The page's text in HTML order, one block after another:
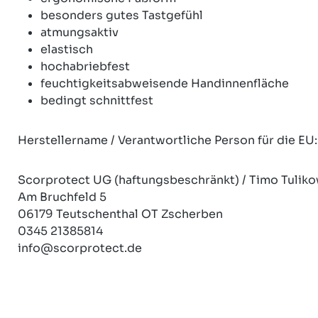
besonders gutes Tastgefühl
atmungsaktiv
elastisch
hochabriebfest
feuchtigkeitsabweisende Handinnenfläche
bedingt schnittfest
Herstellername / Verantwortliche Person für die EU:
Scorprotect UG (haftungsbeschränkt) / Timo
Am Bruchfeld 5
06179 Teutschenthal OT Zscherben
0345 21385814
info@scorprotect.de